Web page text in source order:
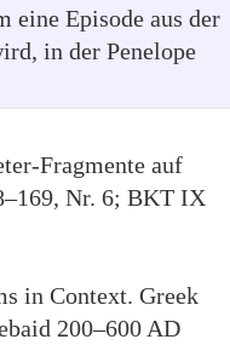
eine Episode aus der
in der Penelope
Fragmente auf
Nr. 6; BKT IX
in Context. Greek
200–600 AD